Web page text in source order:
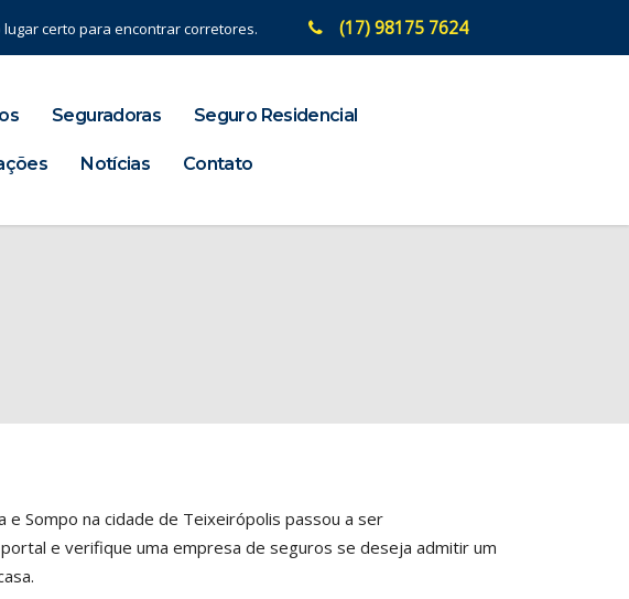
certo para encontrar corretores. (17) 98175 7624
Seguradoras Seguro Residencial
Notícias Contato
Sompo na cidade de Teixeirópolis passou a ser
e verifique uma empresa de seguros se deseja admitir um